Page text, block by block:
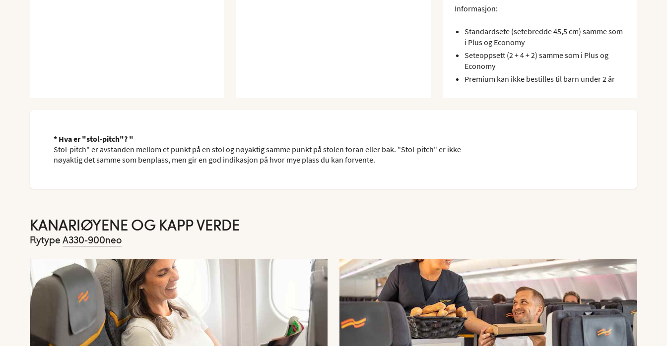
Informasjon:
Standardsete (setebredde 45,5 cm) samme som
i Plus og Economy
Seteoppsett (2 + 4 + 2) samme som i Plus og
Economy
Premium kan ikke bestilles til barn under 2 år
* Hva er "stol-pitch"? "
Stol-pitch" er avstanden mellom et punkt på en stol og nøyaktig samme punkt på stolen foran eller bak. "Stol-pitch" er ikke
nøyaktig det samme som benplass, men gir en god indikasjon på hvor mye plass du kan forvente.
KANARIØYENE OG KAPP VERDE
Flytype A330-900neo